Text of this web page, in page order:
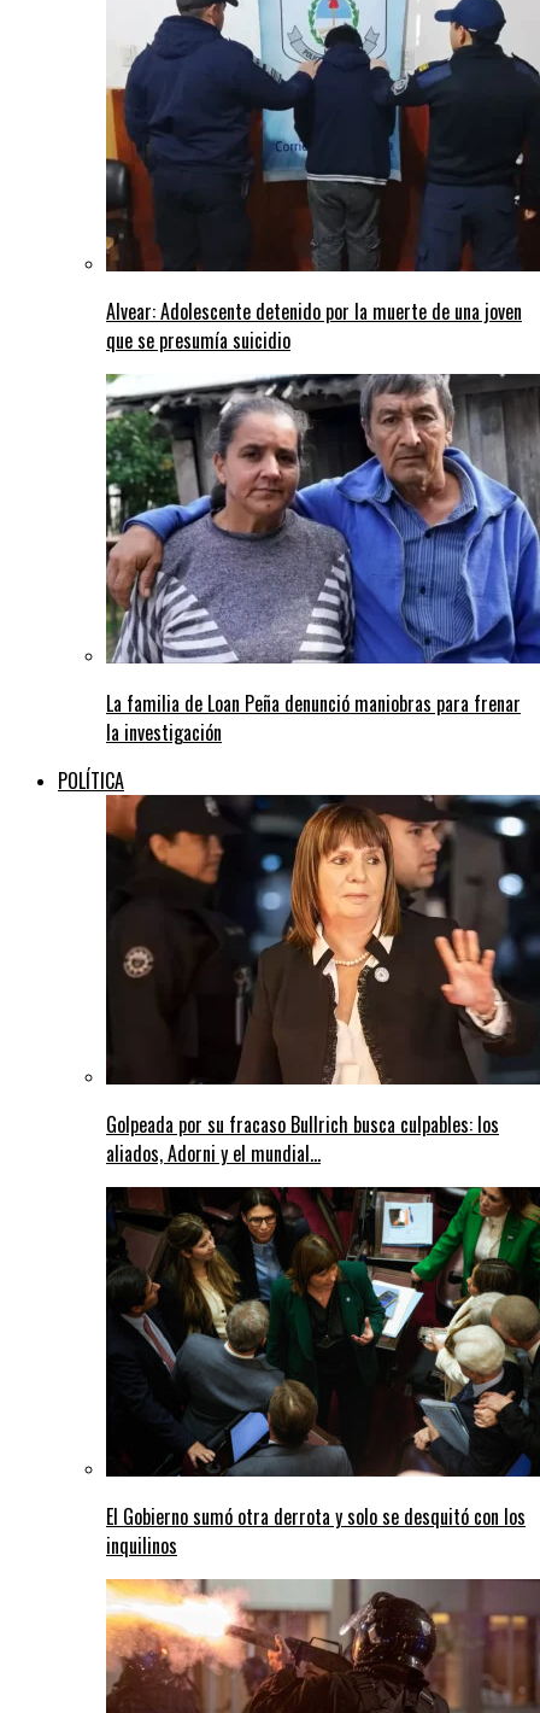
Alvear: Adolescente detenido por la muerte de una joven
que se presumía suicidio
La familia de Loan Peña denunció maniobras para frenar
la investigación
POLÍTICA
Golpeada por su fracaso Bullrich busca culpables: los
aliados, Adorni y el mundial...
El Gobierno sumó otra derrota y solo se desquitó con los
inquilinos